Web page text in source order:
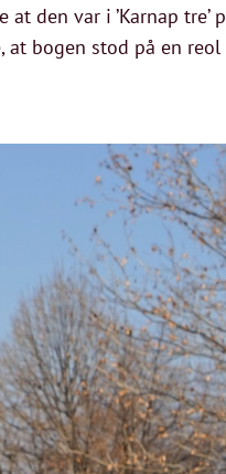
den var i ’Karnap tre’
at bogen stod på en